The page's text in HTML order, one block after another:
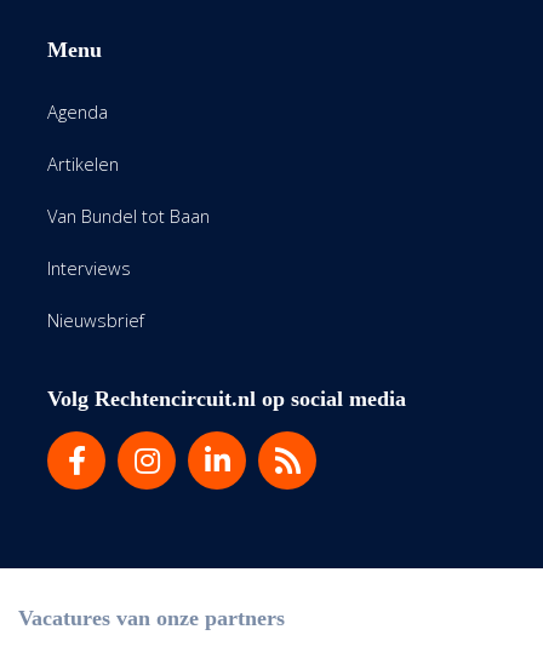
Menu
Agenda
Artikelen
Van Bundel tot Baan
Interviews
Nieuwsbrief
Volg Rechtencircuit.nl op social media
Vacatures van onze partners